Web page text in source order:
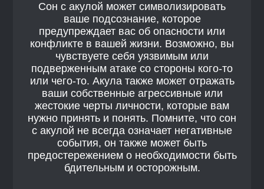
Сон с акулой может символизировать
ваше подсознание, которое
предупреждает вас об опасности или
конфликте в вашей жизни. Возможно, вы
чувствуете себя уязвимым или
подверженным атаке со стороны кого-то
или чего-то. Акула также может отражать
ваши собственные агрессивные или
жестокие черты личности, которые вам
нужно принять и понять. Помните, что сон
с акулой не всегда означает негативные
события, он также может быть
предостережением о необходимости быть
бдительным и осторожным.